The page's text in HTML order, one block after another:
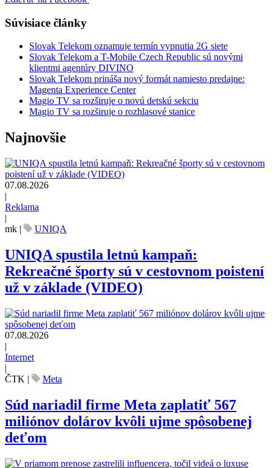
Súvisiace články
Slovak Telekom oznamuje termín vypnutia 2G siete
Slovak Telekom a T-Mobile Czech Republic sú novými
klientmi agentúry DIVINO
Slovak Telekom prináša nový formát namiesto predajne:
Magenta Experience Center
Magio TV sa rozširuje o novú detskú sekciu
Magio TV sa rozširuje o rozhlasové stanice
Najnovšie
07.08.2026
|
Reklama
|
mk | UNIQA
UNIQA spustila letnú kampaň:
Rekreačné športy sú v cestovnom poistení
už v základe (VIDEO)
07.08.2026
|
Internet
|
ČTK | Meta
Súd nariadil firme Meta zaplatiť 567
miliónov dolárov kvôli ujme spôsobenej
deťom